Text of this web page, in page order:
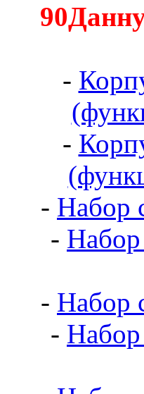
-
-
- Набор
- Набор
- Набор
- Набор